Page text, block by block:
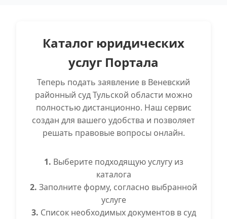
Каталог юридических
услуг Портала
Теперь подать заявление в Веневский
районный суд Тульской области можно
полностью дистанционно. Наш сервис
создан для вашего удобства и позволяет
решать правовые вопросы онлайн.
1. Выберите подходящую услугу из
каталога
2. Заполните форму, согласно выбранной
услуге
3. Список необходимых документов в суд